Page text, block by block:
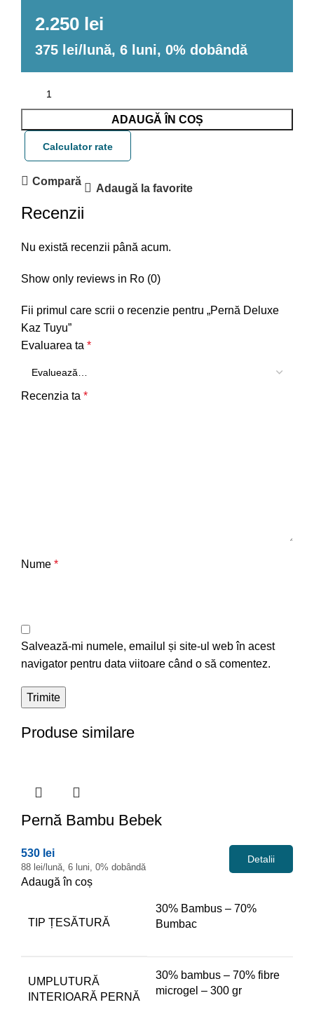
2.250 lei
375 lei/lună, 6 luni, 0% dobândă
ADAUGĂ ÎN COȘ
Calculator rate
Compară
Adaugă la favorite
Recenzii
Nu există recenzii până acum.
Show only reviews in Ro (0)
Fii primul care scrii o recenzie pentru „Pernă Deluxe
Kaz Tuyu”
Evaluarea ta *
Recenzia ta *
Nume *
Salvează-mi numele, emailul și site-ul web în acest
navigator pentru data viitoare când o să comentez.
Produse similare
Pernă Bambu Bebek
530 lei
88 lei/lună, 6 luni, 0% dobândă
Detalii
Adaugă în coș
TIP ȚESĂTURĂ
30% Bambus – 70%
Bumbac
UMPLUTURĂ
INTERIOARĂ PERNĂ
30% bambus – 70% fibre
microgel – 300 gr